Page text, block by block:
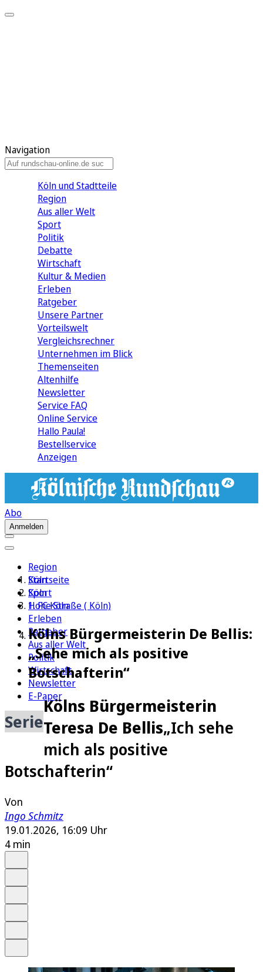
Navigation
Köln und Stadtteile
Region
Aus aller Welt
Sport
Politik
Debatte
Wirtschaft
Kultur & Medien
Erleben
Ratgeber
Unsere Partner
Vorteilswelt
Vergleichsrechner
Unternehmen im Blick
Themenseiten
Altenhilfe
Newsletter
Service FAQ
Online Service
Hallo Paula!
Bestellservice
Anzeigen
Abo
Anmelden
Region
Köln
Sport
1. FC Köln
Erleben
Ratgeber
Aus aller Welt
Politik
Wirtschaft
Newsletter
E-Paper
Startseite
Köln
Hohe Straße ( Köln)
Kölns Bürgermeisterin De Bellis:
„Sehe mich als positive
Botschafterin“
Serie
Kölns Bürgermeisterin
Teresa De Bellis„Ich sehe
mich als positive
Botschafterin“
Von
Ingo Schmitz
19.01.2026, 16:09 Uhr
4 min